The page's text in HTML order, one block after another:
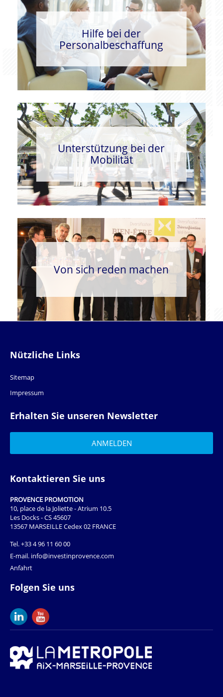
Hilfe bei der
Personalbeschaffung
Unterstützung bei der
Mobilität
Von sich reden machen
Nützliche Links
Sitemap
Impressum
Erhalten Sie unseren Newsletter
Kontaktieren Sie uns
PROVENCE PROMOTION
10, place de la Joliette - Atrium 10.5
Les Docks - CS 45607
13567 MARSEILLE Cedex 02 FRANCE
Tel.+33 4 96 11 60 00
E-mail. info@investinprovence.com
Anfahrt
Folgen Sie uns